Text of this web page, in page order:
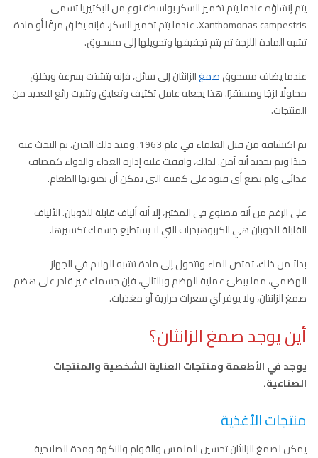
يتم إنشاؤه عندما يتم تخمير السكر بواسطة نوع من البكتيريا تسمى
Xanthomonas campestris. عندما يتم تخمير السكر، فإنه يخلق مرقًا أو مادة
تشبه المادة اللزجة ثم يتم تجفيفها وتحويلها إلى مسحوق.
عندما يضاف مسحوقصمغالزانثان إلى سائل، فإنه يتشتت بسرعة ويخلق
محلولًا لزجًا ومستقرًا. هذا يجعله عامل تكثيف وتعليق وتثبيت رائع للعديد من
المنتجات.
تم اكتشافه من قبل العلماء في عام 1963. ومنذ ذلك الحين، تم البحث عنه
جيدًا وتم تحديد أنه آمن. لذلك، وافقت عليه إدارة الغذاء والدواء كمضاف
غذائي ولم تضع أي قيود على كميته التي يمكن أن يحتويها الطعام.
على الرغم من أنه مصنوع في المختبر، إلا أنه ألياف قابلة للذوبان. الألياف
القابلة للذوبان هي الكربوهيدرات التي لا يستطيع جسمك تكسيرها.
بدلاً من ذلك، تمتص الماء وتتحول إلى مادة تشبه الهلام في الجهاز
الهضمي، مما يبطئ عملية الهضم وبالتالي، فإن جسمك غير قادر على هضم
صمغ الزانثان، ولا يوفر أي سعرات حرارية أو مغذيات.
أين يوجد صمغ الزانثان؟
يوجد في الأطعمة ومنتجات العناية الشخصية والمنتجات
الصناعية.
منتجات الأغذية
يمكن لصمغ الزانثان تحسين الملمس والقوام والنكهة ومدة الصلاحية